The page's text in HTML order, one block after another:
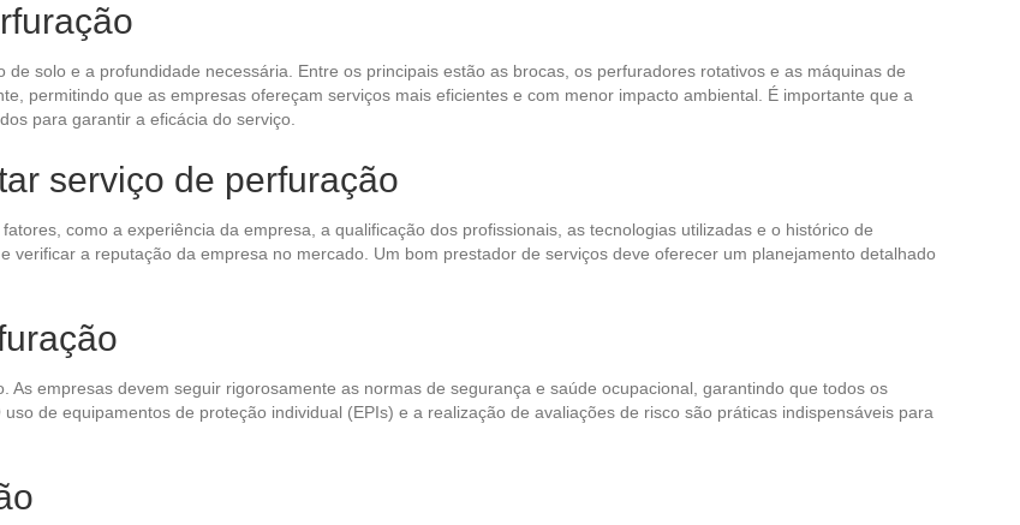
solo e a profundidade necessária. Entre os principais estão as brocas, os perfuradores rotativos e as máquinas de
permitindo que as empresas ofereçam serviços mais eficientes e com menor impacto ambiental. É importante que a
para garantir a eficácia do serviço.
serviço de perfuração
como a experiência da empresa, a qualificação dos profissionais, as tecnologias utilizadas e o histórico de
verificar a reputação da empresa no mercado. Um bom prestador de serviços deve oferecer um planejamento detalhado
empresas devem seguir rigorosamente as normas de segurança e saúde ocupacional, garantindo que todos os
de equipamentos de proteção individual (EPIs) e a realização de avaliações de risco são práticas indispensáveis para